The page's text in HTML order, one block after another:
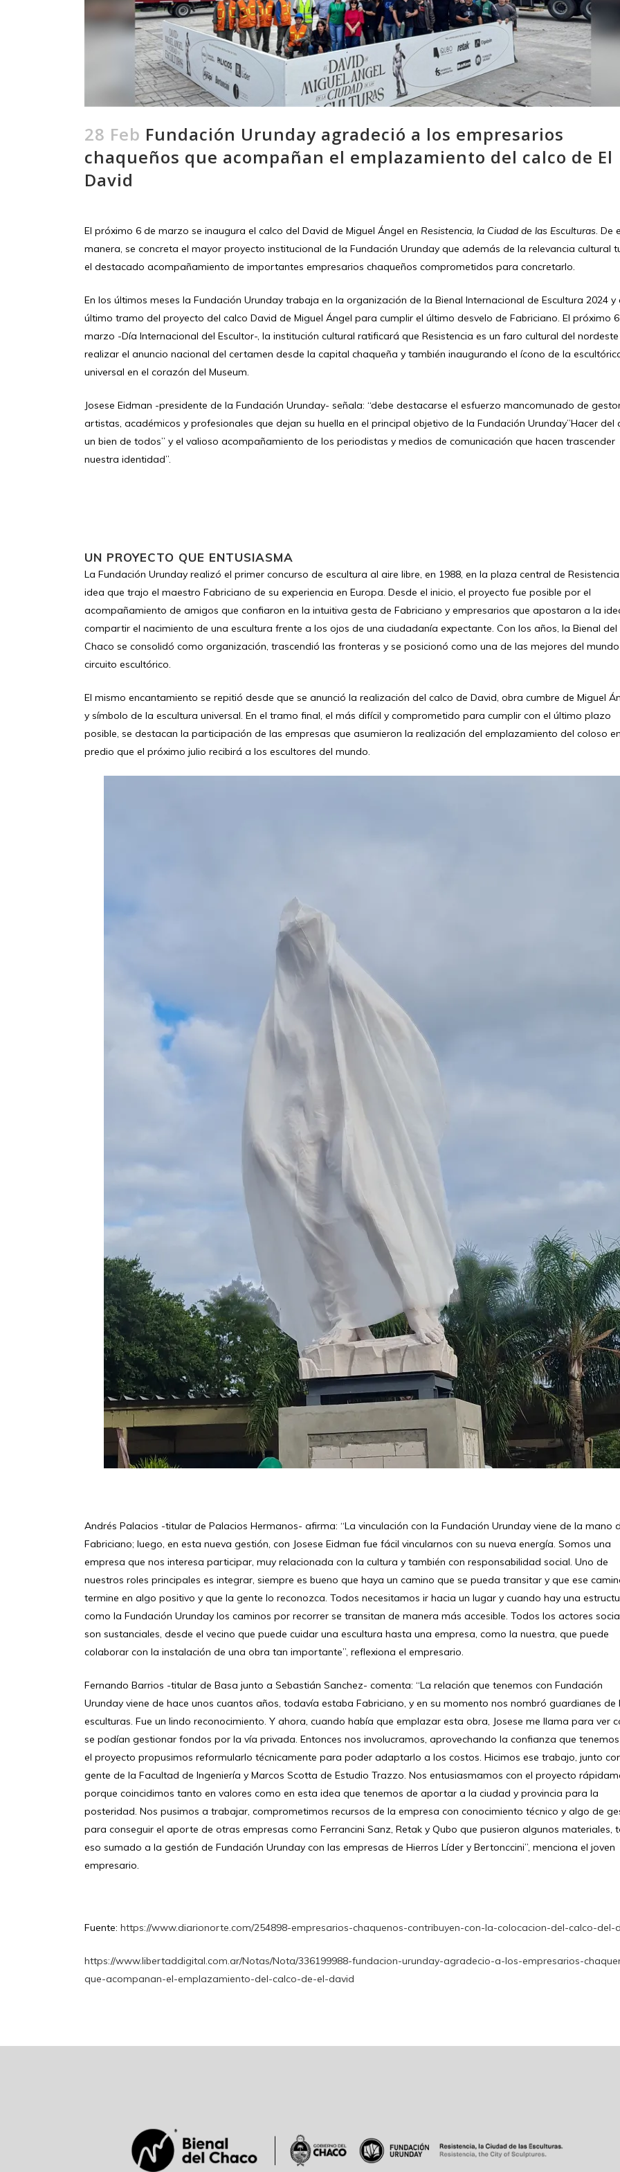
28 Feb Fundación Urunday agradeció a los empresarios
chaqueños que acompañan el emplazamiento del calco de El
David
El próximo 6 de marzo se inaugura el calco del David de Miguel Ángel en Resistencia, la Ciudad de las Esculturas. De
manera, se concreta el mayor proyecto institucional de la Fundación Urunday que además de la relevancia cultural
el destacado acompañamiento de importantes empresarios chaqueños comprometidos para concretarlo.
En los últimos meses la Fundación Urunday trabaja en la organización de la Bienal Internacional de Escultura 2024 y
último tramo del proyecto del calco David de Miguel Ángel para cumplir el último desvelo de Fabriciano. El próximo
marzo -Día Internacional del Escultor-, la institución cultural ratificará que Resistencia es un faro cultural del
realizar el anuncio nacional del certamen desde la capital chaqueña y también inaugurando el ícono de la
universal en el corazón del Museum.
Josese Eidman -presidente de la Fundación Urunday- señala: “debe destacarse el esfuerzo mancomunado de
artistas, académicos y profesionales que dejan su huella en el principal objetivo de la Fundación Urunday”Hacer del
un bien de todos” y el valioso acompañamiento de los periodistas y medios de comunicación que hacen trascender
nuestra identidad”.
UN PROYECTO QUE ENTUSIASMA
La Fundación Urunday realizó el primer concurso de escultura al aire libre, en 1988, en la plaza central de
idea que trajo el maestro Fabriciano de su experiencia en Europa. Desde el inicio, el proyecto fue posible por el
acompañamiento de amigos que confiaron en la intuitiva gesta de Fabriciano y empresarios que apostaron a la
compartir el nacimiento de una escultura frente a los ojos de una ciudadanía expectante. Con los años, la Bienal del
Chaco se consolidó como organización, trascendió las fronteras y se posicionó como una de las mejores del
circuito escultórico.
El mismo encantamiento se repitió desde que se anunció la realización del calco de David, obra cumbre de Miguel
y símbolo de la escultura universal. En el tramo final, el más difícil y comprometido para cumplir con el último plazo
posible, se destacan la participación de las empresas que asumieron la realización del emplazamiento del coloso
predio que el próximo julio recibirá a los escultores del mundo.
Andrés Palacios -titular de Palacios Hermanos- afirma: “La vinculación con la Fundación Urunday viene de la mano
Fabriciano; luego, en esta nueva gestión, con Josese Eidman fue fácil vincularnos con su nueva energía. Somos una
empresa que nos interesa participar, muy relacionada con la cultura y también con responsabilidad social. Uno de
nuestros roles principales es integrar, siempre es bueno que haya un camino que se pueda transitar y que ese
termine en algo positivo y que la gente lo reconozca. Todos necesitamos ir hacia un lugar y cuando hay una
como la Fundación Urunday los caminos por recorrer se transitan de manera más accesible. Todos los actores
son sustanciales, desde el vecino que puede cuidar una escultura hasta una empresa, como la nuestra, que puede
colaborar con la instalación de una obra tan importante”, reflexiona el empresario.
Fernando Barrios -titular de Basa junto a Sebastián Sanchez- comenta: “La relación que tenemos con Fundación
Urunday viene de hace unos cuantos años, todavía estaba Fabriciano, y en su momento nos nombró guardianes de
esculturas. Fue un lindo reconocimiento. Y ahora, cuando había que emplazar esta obra, Josese me llama para ver
se podían gestionar fondos por la vía privada. Entonces nos involucramos, aprovechando la confianza que
el proyecto propusimos reformularlo técnicamente para poder adaptarlo a los costos. Hicimos ese trabajo, junto
gente de la Facultad de Ingeniería y Marcos Scotta de Estudio Trazzo. Nos entusiasmamos con el proyecto
porque coincidimos tanto en valores como en esta idea que tenemos de aportar a la ciudad y provincia para la
posteridad. Nos pusimos a trabajar, comprometimos recursos de la empresa con conocimiento técnico y algo de
para conseguir el aporte de otras empresas como Ferrancini Sanz, Retak y Qubo que pusieron algunos materiales,
eso sumado a la gestión de Fundación Urunday con las empresas de Hierros Líder y Bertonccini”, menciona el joven
empresario.
Fuente: https://www.diarionorte.com/254898-empresarios-chaquenos-contribuyen-con-la-colocacion-del-calco-del-
https://www.libertaddigital.com.ar/Notas/Nota/336199988-fundacion-urunday-agradecio-a-los-empresarios-
que-acompanan-el-emplazamiento-del-calco-de-el-david